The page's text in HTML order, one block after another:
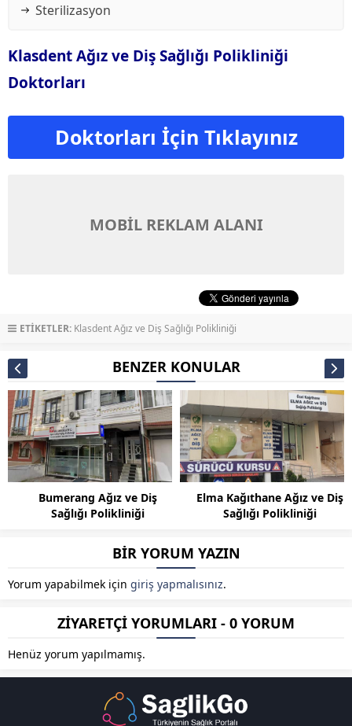
Sterilizasyon
Klasdent Ağız ve Diş Sağlığı Polikliniği
Doktorları
Doktorları İçin Tıklayınız
MOBİL REKLAM ALANI
ETİKETLER: Klasdent Ağız ve Diş Sağlığı Polikliniği
BENZER KONULAR
Bumerang Ağız ve Diş
Sağlığı Polikliniği
Elma Kağıthane Ağız ve Diş
Sağlığı Polikliniği
BİR YORUM YAZIN
Yorum yapabilmek için giriş yapmalısınız.
ZİYARETÇİ YORUMLARI - 0 YORUM
Henüz yorum yapılmamış.